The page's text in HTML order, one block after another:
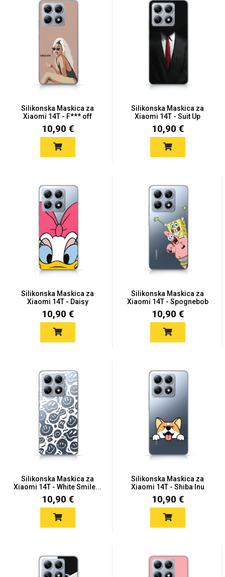
Silikonska Maskica za
Xiaomi 14T - F*** off
10,90 €
Silikonska Maskica za
Xiaomi 14T - Suit Up
10,90 €
Silikonska Maskica za
Xiaomi 14T - Daisy
10,90 €
Silikonska Maskica za
Xiaomi 14T - Spognebob
&...
10,90 €
Silikonska Maskica za
Xiaomi 14T - White Smile...
10,90 €
Silikonska Maskica za
Xiaomi 14T - Shiba Inu
10,90 €